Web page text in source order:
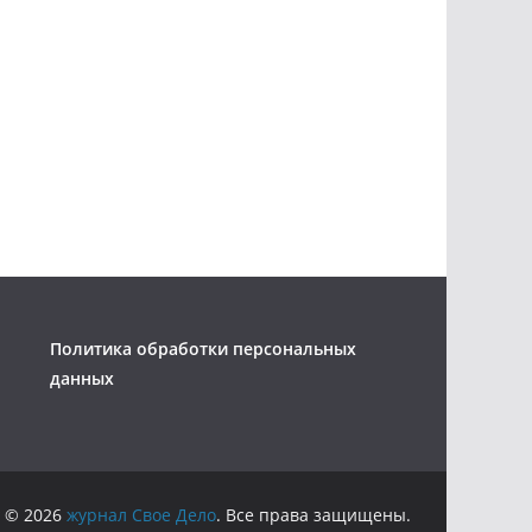
Политика обработки персональных
данных
© 2026 журнал Свое Дело. Все права защищены.